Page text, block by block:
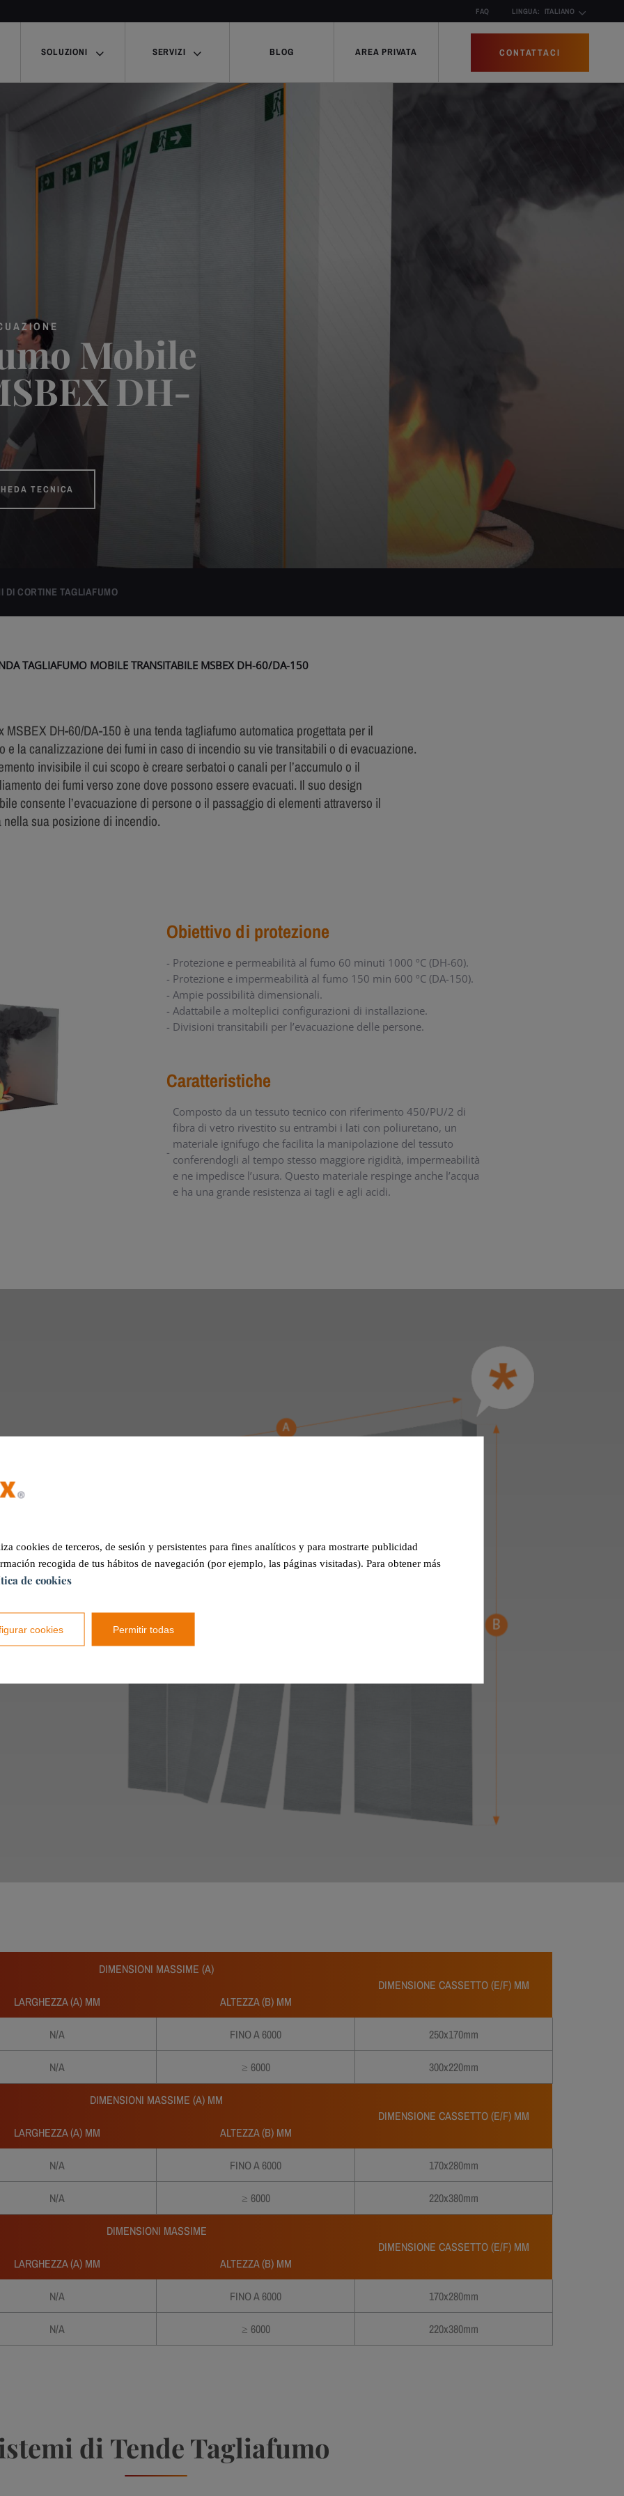
FAQ LINGUA: ITALIANO
SOLUZIONI SERVIZI BLOG AREA PRIVATA CONTATTACI
Mobile
DH-
TECNICA
DI CORTINE TAGLIAFUMO
TAGLIAFUMO MOBILE TRANSITABILE MSBEX DH-60/DA-150
MSBEX DH-60/DA-150 è una tenda tagliafumo automatica progettata per il
e la canalizzazione dei fumi in caso di incendio su vie transitabili o di evacuazione.
invisibile il cui scopo è creare serbatoi o canali per l’accumulo o il
dei fumi verso zone dove possono essere evacuati. Il suo design
consente l’evacuazione di persone o il passaggio di elementi attraverso il
nella sua posizione di incendio.
Obiettivo di protezione
Protezione e permeabilità al fumo 60 minuti 1000 ºC (DH-60).
Protezione e impermeabilità al fumo 150 min 600 ºC (DA-150).
Ampie possibilità dimensionali.
Adattabile a molteplici configurazioni di installazione.
Divisioni transitabili per l’evacuazione delle persone.
Caratteristiche
Composto da un tessuto tecnico con riferimento 450/PU/2 di
fibra di vetro rivestito su entrambi i lati con poliuretano, un
materiale ignifugo che facilita la manipolazione del tessuto
conferendogli al tempo stesso maggiore rigidità, impermeabilità
e ne impedisce l’usura. Questo materiale respinge anche l’acqua
e ha una grande resistenza ai tagli e agli acidi.
DH-
pavimento,
e
delle
con
con
chiusura
DIMENSIONI MASSIME (A)
DIMENSIONE CASSETTO (E/F) MM
LARGHEZZA (A) MM
ALTEZZA (B) MM
N/A FINO A 6000 250x170mm
N/A ≥ 6000 300x220mm
DIMENSIONI MASSIME (A) MM
DIMENSIONE CASSETTO (E/F) MM
LARGHEZZA (A) MM
ALTEZZA (B) MM
N/A FINO A 6000 170x280mm
N/A ≥ 6000 220x380mm
DIMENSIONI MASSIME
DIMENSIONE CASSETTO (E/F) MM
LARGHEZZA (A) MM
ALTEZZA (B) MM
N/A FINO A 6000 170x280mm
N/A ≥ 6000 220x380mm
di Tende Tagliafumo
cookies de terceros, de sesión y persistentes para fines analíticos y para mostrarte publicidad
recogida de tus hábitos de navegación (por ejemplo, las páginas visitadas). Para obtener más
de cookies
cookies Permitir todas